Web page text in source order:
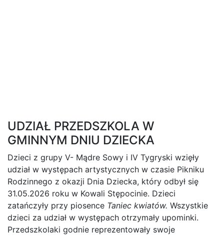
UDZIAŁ PRZEDSZKOLA W
GMINNYM DNIU DZIECKA
Dzieci z grupy V- Mądre Sowy i IV Tygryski wzięły
udział w występach artystycznych w czasie Pikniku
Rodzinnego z okazji Dnia Dziecka, który odbył się
31.05.2026 roku w Kowali Stępocinie. Dzieci
zatańczyły przy piosence Taniec kwiatów. Wszystkie
dzieci za udział w występach otrzymały upominki.
Przedszkolaki godnie reprezentowały swoje